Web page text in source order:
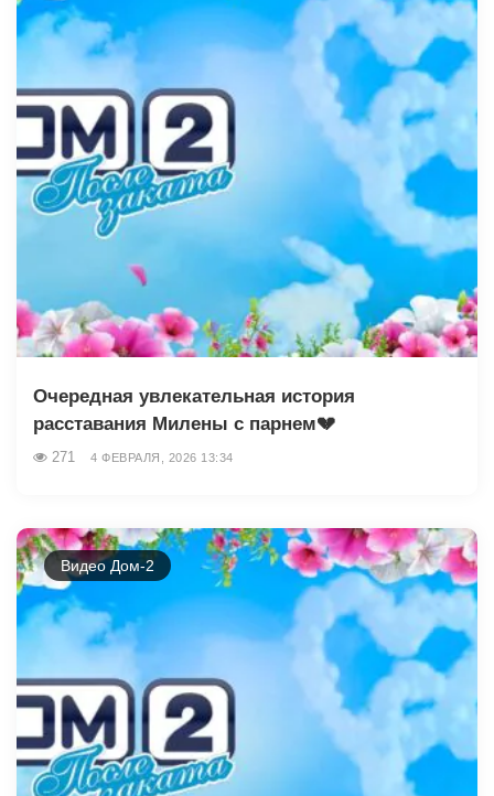
Очередная увлекательная история
расставания Милены с парнем💔
271 4 ФЕВРАЛЯ, 2026 13:34
Видео Дом-2